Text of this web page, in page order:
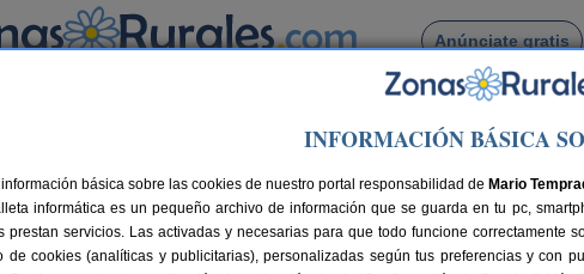
Anúnciate gratis
Busca por pueblo
Casas Rurales en Arantza
INFORMACIÓN BÁSICA
básica sobre las cookies de nuestro portal responsabilidad de Mario
informática es un pequeño archivo de información que se guarda en tu pc,
prestan servicios. Las activadas y necesarias para que todo funcione correctamente
de cookies (analíticas y publicitarias), personalizadas según tus preferencias y con